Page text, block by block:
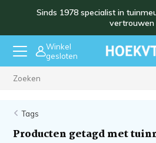
Sinds 1978 specialist in
vertrouwen
Winkel
gesloten
Tags
Producten getagd met